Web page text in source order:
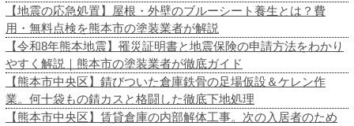
【地震の応急処置】屋根・外壁のブルーシート養生とは？費
用・無料点検を熊本市の塗装業者が解説
【令和8年熊本地震】罹災証明書と地震保険の申請方法をわかり
やすく解説｜熊本市の塗装業者が徹底ガイド
【熊本市中央区】錆びついた倉庫鉄骨の足場仮設＆ケレン作
業。何十袋もの錆カスと格闘した徹底下地処理
【熊本市中央区】賃貸倉庫の内部解体工事。次の入居者のため